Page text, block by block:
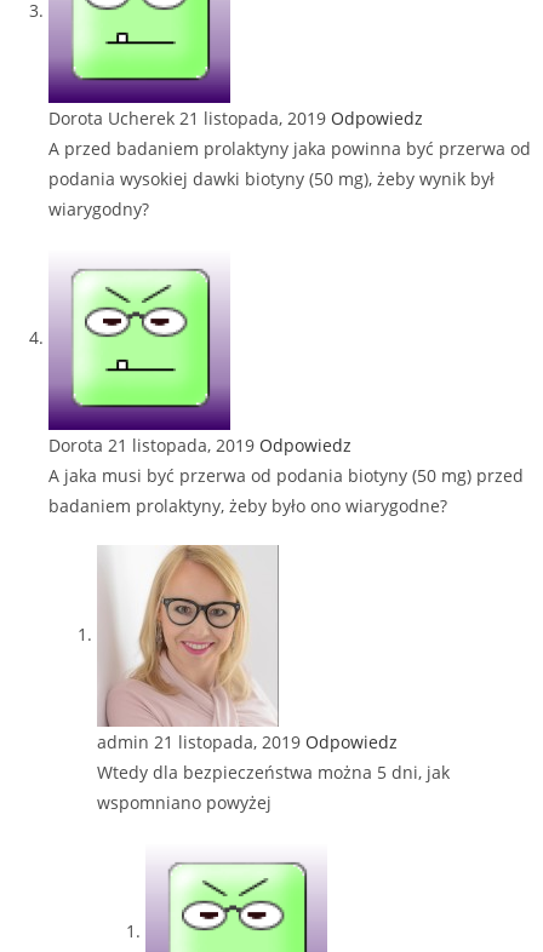
Dorota Ucherek 21 listopada, 2019 Odpowiedz
A przed badaniem prolaktyny jaka powinna być przerwa od
podania wysokiej dawki biotyny (50 mg), żeby wynik był
wiarygodny?
Dorota 21 listopada, 2019 Odpowiedz
A jaka musi być przerwa od podania biotyny (50 mg) przed
badaniem prolaktyny, żeby było ono wiarygodne?
admin 21 listopada, 2019 Odpowiedz
Wtedy dla bezpieczeństwa można 5 dni, jak
wspomniano powyżej